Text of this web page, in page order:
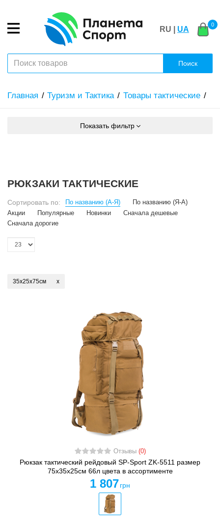
RU | UA
0
Поиск
Главная Туризм и Тактика Товары тактические
Показать фильтр
РЮКЗАКИ ТАКТИЧЕСКИЕ
Сортировать по: По названию (А-Я)
По названию (Я-А)
Акции
Популярные Новинки
Сначала дешевые
Сначала дорогие
35x25x75см
Отзывы (0)
Рюкзак тактический рейдовый SP-Sport ZK-5511 размер
75х35х25см 66л цвета в ассортименте
1 807 грн